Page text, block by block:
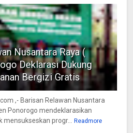
Nusantara Raya (
Deklarasi Dukung
Bergizi Gratis
,- Barisan Relawan Nusantara
Ponorogo mendeklarasikan
mensukseskan progr... Readmore